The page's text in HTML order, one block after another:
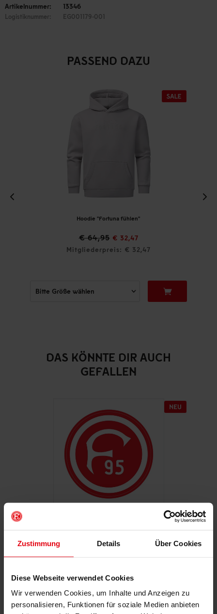
Zustimmung Details Über Cookies
Diese Webseite verwendet Cookies
Wir verwenden Cookies, um Inhalte und Anzeigen zu
personalisieren, Funktionen für soziale Medien anbieten
Artikelnummer: 13346
Logistiknummer: EG001179-001
PASSEND DAZU
Hoodie "Fortuna fühlen"
€ 64,95 € 32,47
Mitgliederpreis: € 32,47
DAS KÖNNTE DIR AUCH
GEFALLEN
€ 2,95
Mitgliederpreis: € 2,65
IN DEN WARENKORB